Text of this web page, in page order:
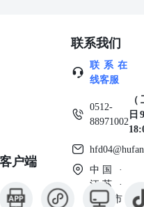
客户端
联系我们
联系在
线客服
0512-
88971002
日
中国 ·
江苏 ·
苏州市